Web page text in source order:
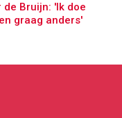
de Bruijn: 'Ik doe
graag anders'